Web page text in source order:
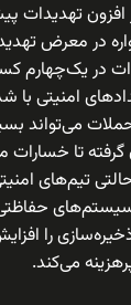
در معرض
در
امنیتی
می‌تواند
گرفته تا
تیم‌های
سیستم‌های
را
می‌کند.